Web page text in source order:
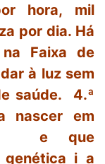
hora, mil
por dia. Há
Faixa de
à luz sem
saúde. 4.ª
nascer em
e que
i a